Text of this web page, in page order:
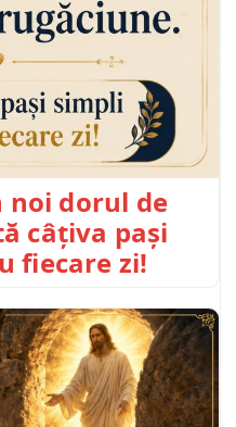
noi dorul de
câțiva pași
fiecare zi!